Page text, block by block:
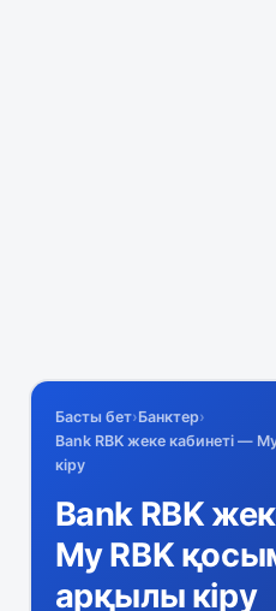
Басты бет›Банктер›
Bank RBK жеке кабинеті —
кіру
Bank RBK
My RBK
арқылы кіру